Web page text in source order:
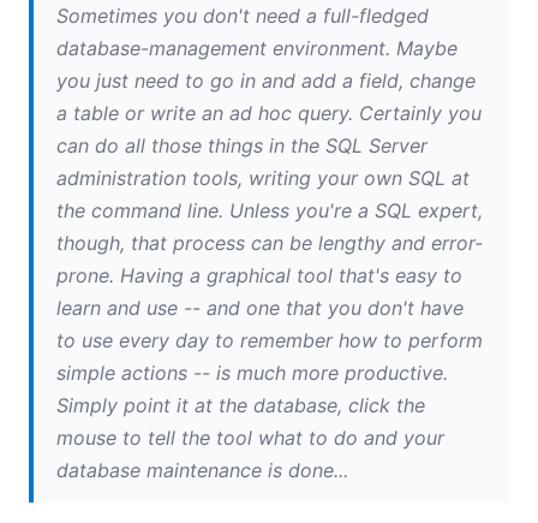
StyleVision 在 Blogcritics 线上杂志上的评测
使用 UModel 进行敏捷建模
Altova UModel v2008r2版本新增了业务流程建模、图层功
能，以及对Java 6.0、C# 3.0和VB 9.0的支持，此外还包含
更多新功能
09
12
2007
Sometimes you don't need a full-fledged
database-management environment. Maybe
you just need to go in and add a field, change
a table or write an ad hoc query. Certainly you
can do all those things in the SQL Server
administration tools, writing your own SQL at
the command line. Unless you're a SQL expert,
though, that process can be lengthy and error-
prone. Having a graphical tool that's easy to
learn and use -- and one that you don't have
to use every day to remember how to perform
simple actions -- is much more productive.
Simply point it at the database, click the
mouse to tell the tool what to do and your
database maintenance is done...